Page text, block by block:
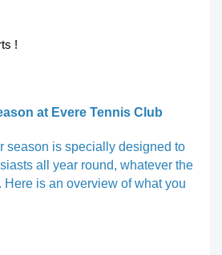
!
at Evere Tennis Club
season is specially designed to
all year round, whatever the
is an overview of what you